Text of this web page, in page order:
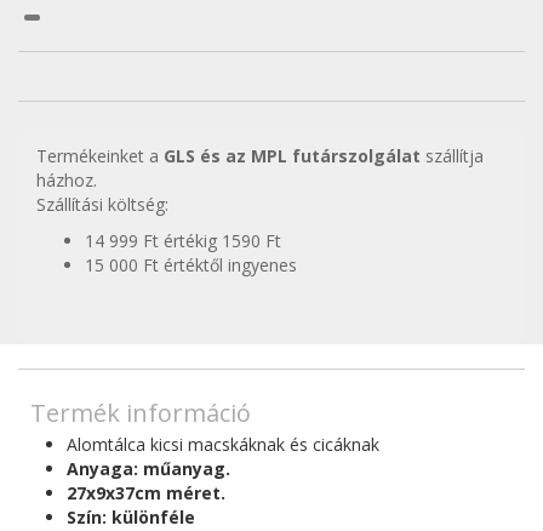
Termékeinket a GLS és az MPL futárszolgálat szállítja
házhoz.
Szállítási költség:
14 999 Ft értékig 1590 Ft
15 000 Ft értéktől ingyenes
Termék információ
Alomtálca kicsi macskáknak és cicáknak
Anyaga: műanyag.
27x9x37cm méret.
Szín: különféle